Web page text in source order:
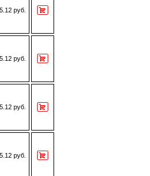
руб.
руб.
руб.
руб.